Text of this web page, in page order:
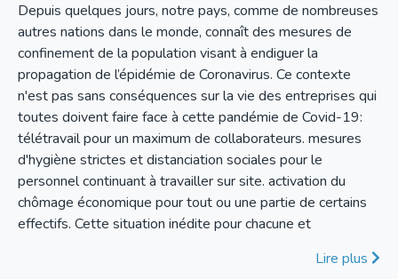
Depuis quelques jours, notre pays, comme de nombreuses
autres nations dans le monde, connaît des mesures de
confinement de la population visant à endiguer la
propagation de l’épidémie de Coronavirus. Ce contexte
n'est pas sans conséquences sur la vie des entreprises qui
toutes doivent faire face à cette pandémie de Covid-19:
télétravail pour un maximum de collaborateurs. mesures
d'hygiène strictes et distanciation sociales pour le
personnel continuant à travailler sur site. activation du
chômage économique pour tout ou une partie de certains
effectifs. Cette situation inédite pour chacune et
Lire plus